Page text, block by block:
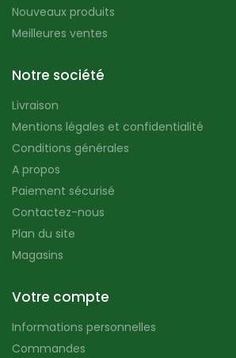
Nouveaux produits
Meilleures ventes
Notre société
Livraison
Mentions légales et confidentialité
Conditions générales
A propos
Paiement sécurisé
Contactez-nous
Plan du site
Magasins
Votre compte
Informations personnelles
Commandes